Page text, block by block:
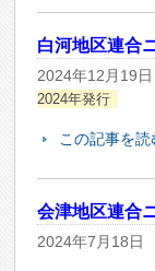
白河地区連合
2024年12月19日
2024年発行
この記事を読
会津地区連合
2024年7月18日